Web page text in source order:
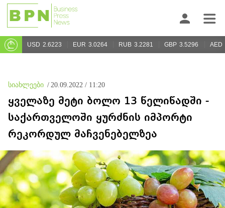
USD 2.6223 EUR 3.0264 RUB 3.2281 GBP 3.5296 AED
სიახლეები / 20.09.2022 / 11:20
ყველაზე მეტი ბოლო 13 წელიწადში -
საქართველოში ყურძნის იმპორტი
რეკორდულ მაჩვენებელზეა